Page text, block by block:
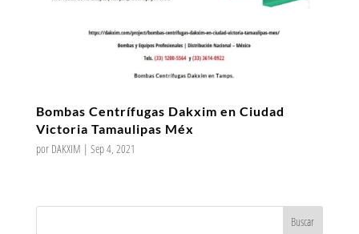
Bombas Centrífugas Dakxim en Ciudad
Victoria Tamaulipas Méx
por DAKXIM | Sep 4, 2021